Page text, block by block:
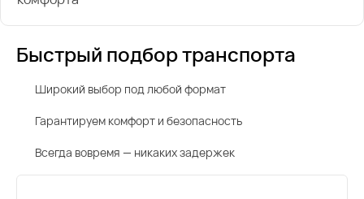
Быстрый подбор транспорта
Широкий выбор под любой формат
Гарантируем комфорт и безопасность
Всегда вовремя — никаких задержек